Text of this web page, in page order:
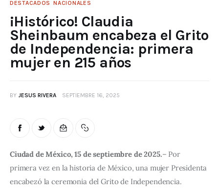
DESTACADOS NACIONALES
¡Histórico! Claudia
Sheinbaum encabeza el Grito
de Independencia: primera
mujer en 215 años
BY JESUS RIVERA SEPTIEMBRE 16, 2025
Ciudad de México, 15 de septiembre de 2025.– Por
primera vez en la historia de México, una mujer Presidenta
encabezó la ceremonia del Grito de Independencia.